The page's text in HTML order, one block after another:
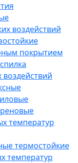
воздействий
покрытием
температур
термостойкие
температур